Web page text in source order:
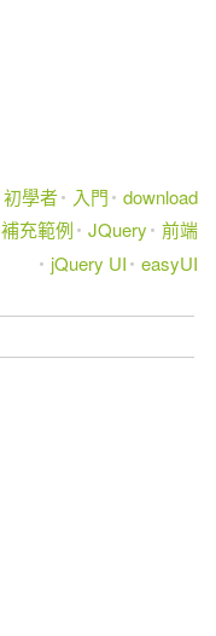
初學者 入門
download
補充範例 JQuery
前端
jQuery UI
easyUI